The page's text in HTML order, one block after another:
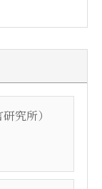
究所）